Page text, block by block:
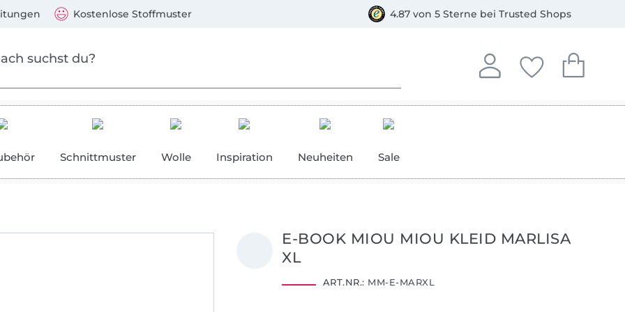
Kostenlose Stoffmuster 4.87 von 5 Sterne bei Trusted Shops
Anmelden
In deinem Konto
Deine
Du hast keine
Dein
Du hast
Schnittmuster Wolle Inspiration Neuheiten Sale
E-BOOK MIOU MIOU KLEID MARLISA
XL
ART.NR.: MM-E-MARXL
Mastercard, PayPal, Giropay, Kauf auf Rechnung, Vorkasse